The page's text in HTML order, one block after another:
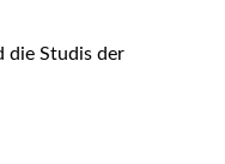
die Studis der